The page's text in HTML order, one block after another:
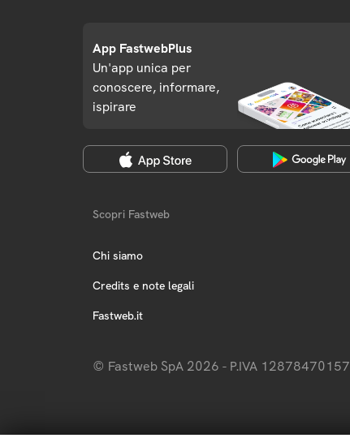
App FastwebPlus
Un'app unica per
conoscere, informare,
ispirare
Scopri Fastweb
Chi siamo
Credits e note legali
Fastweb.it
© Fastweb SpA 2026 - P.IVA 12878470157